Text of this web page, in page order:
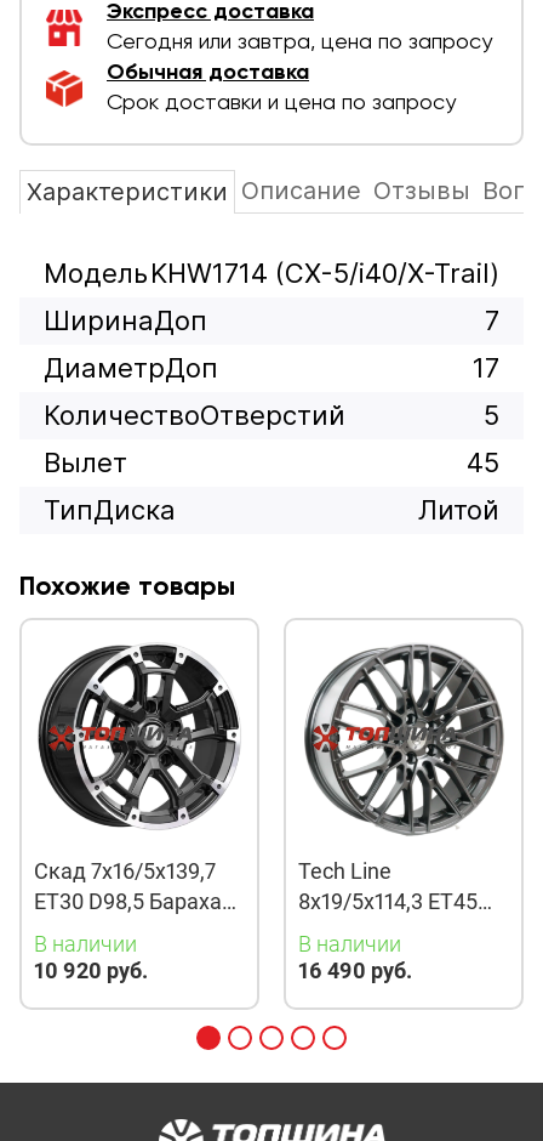
Экспресс доставка
Сегодня или завтра, цена по запросу
Обычная доставка
Срок доставки и цена по запросу
Характеристики Описание Отзывы
МодельKHW1714 (CX-5/i40/X-Trail)
ШиринаДоп
7
ДиаметрДоп
17
КоличествоОтверстий
5
Вылет
45
ТипДиска
Литой
Похожие товары
Скад 7x16/5x139,7
ET30 D98,5 Барахас
(КЛ378) Алмаз
В наличии
10 920 руб.
Tech Line
8x19/5x114,3 ET45
D67,1 901 BMG
В наличии
16 490 руб.